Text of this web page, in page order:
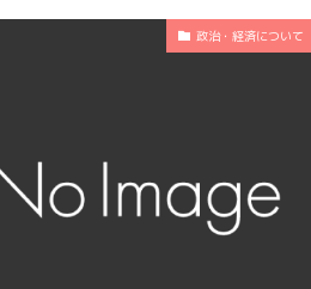
政治・経済について